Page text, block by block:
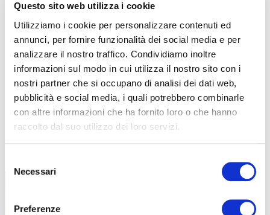
Questo sito web utilizza i cookie
Utilizziamo i cookie per personalizzare contenuti ed
annunci, per fornire funzionalità dei social media e per
analizzare il nostro traffico. Condividiamo inoltre
informazioni sul modo in cui utilizza il nostro sito con i
nostri partner che si occupano di analisi dei dati web,
pubblicità e social media, i quali potrebbero combinarle
con altre informazioni che ha fornito loro o che hanno
raccolto dal suo utilizzo dei loro servizi.
delNecessari
Preferenze
TUTTE LE CATEGORIE DEL MAGAZINE